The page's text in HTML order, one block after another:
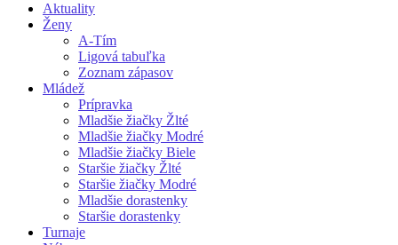
Aktuality
Ženy
A-Tím
Ligová tabuľka
Zoznam zápasov
Mládež
Prípravka
Mladšie žiačky Žlté
Mladšie žiačky Modré
Mladšie žiačky Biele
Staršie žiačky Žlté
Staršie žiačky Modré
Mladšie dorastenky
Staršie dorastenky
Turnaje